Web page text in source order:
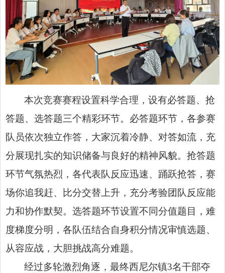
本次竞赛赛程设置科学合理，设有必答题、抢
答题、选答题三个精彩环节。必答题环节，各参赛
队员依次独立作答，大家沉着冷静、对答如流，充
分展现扎实的知识储备与良好的精神风貌。抢答题
环节气氛热烈，各代表队反应迅速、踊跃抢答，赛
场你追我赶、比分交替上升，充分考验团队反应能
力和协作默契。选答题环节设置不同分值题目，难
度梯度分明，各队伍结合自身积分情况审慎选题、
从容应战，大胆挑战高分难题。
经过多轮激烈角逐，最终西尼尔镇3名干部夺